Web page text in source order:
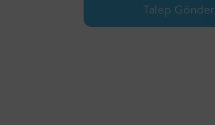
Talep Gönder